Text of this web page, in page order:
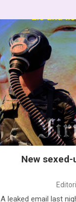
New
A leaked email last